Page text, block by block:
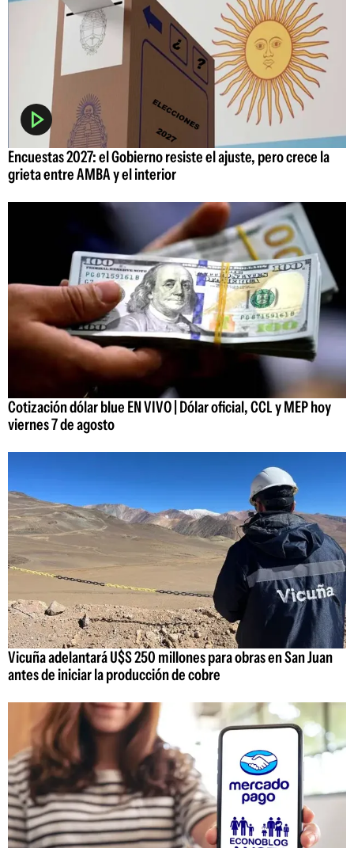
Encuestas 2027: el Gobierno resiste el ajuste, pero crece la
grieta entre AMBA y el interior
Cotización dólar blue EN VIVO | Dólar oficial, CCL y MEP hoy
viernes 7 de agosto
Vicuña adelantará U$S 250 millones para obras en San Juan
antes de iniciar la producción de cobre